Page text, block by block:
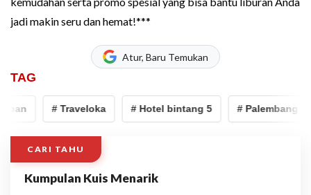
jadi makin seru dan hemat!***
Atur, Baru Temukan
TAG
# Traveloka # Hotel bintang 5 # Palembang
CARI TAHU
Kumpulan Kuis Menarik